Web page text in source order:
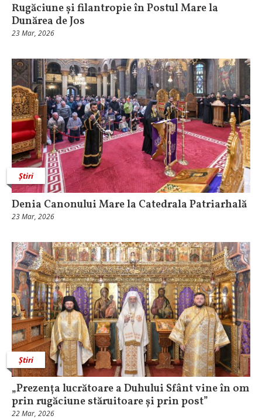
Rugăciune și filantropie în Postul Mare la
Dunărea de Jos
23 Mar, 2026
Știri
Denia Canonului Mare la Catedrala Patriarhală
23 Mar, 2026
Știri
„Prezența lucrătoare a Duhului Sfânt vine în om
prin rugăciune stăruitoare și prin post”
22 Mar, 2026